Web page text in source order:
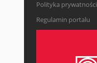
Polityka prywatności
Regulamin portalu